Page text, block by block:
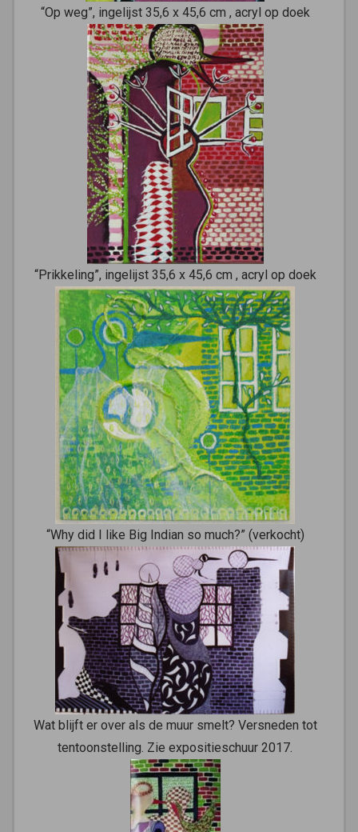
“Op weg”, ingelijst 35,6 x 45,6 cm , acryl op doek
“Prikkeling”, ingelijst 35,6 x 45,6 cm , acryl op doek
“Why did I like Big Indian so much?” (verkocht)
Wat blijft er over als de muur smelt? Versneden tot
tentoonstelling. Zie expositieschuur 2017.